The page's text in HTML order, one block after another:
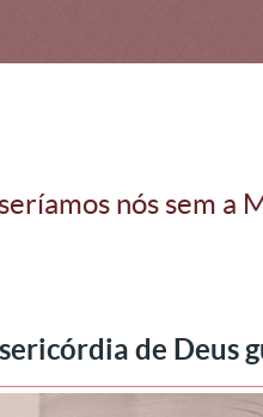
nós sem a
de Deus